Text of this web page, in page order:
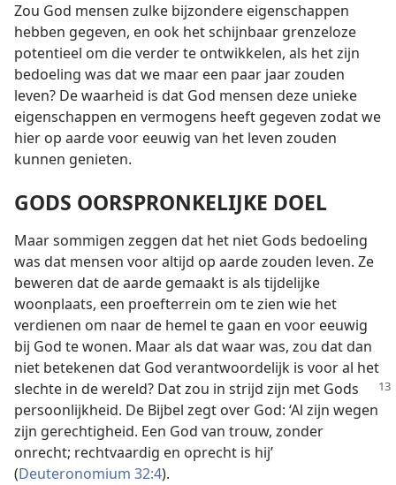
Zou God mensen zulke bijzondere eigenschappen
hebben gegeven, en ook het schijnbaar grenzeloze
potentieel om die verder te ontwikkelen, als het zijn
bedoeling was dat we maar een paar jaar zouden
leven? De waarheid is dat God mensen deze unieke
eigenschappen en vermogens heeft gegeven zodat we
hier op aarde voor eeuwig van het leven zouden
kunnen genieten.
GODS OORSPRONKELIJKE DOEL
Maar sommigen zeggen dat het niet Gods bedoeling
was dat mensen voor altijd op aarde zouden leven. Ze
beweren dat de aarde gemaakt is als tijdelijke
woonplaats, een proefterrein om te zien wie het
verdienen om naar de hemel te gaan en voor eeuwig
bij God te wonen. Maar als dat waar was, zou dat dan
niet betekenen dat God verantwoordelijk is voor al het
slechte in de wereld? Datzou in strijd zijn met Gods
persoonlijkheid. De Bijbel zegt over God: ‘Al zijn wegen
zijn gerechtigheid. Een God van trouw, zonder
onrecht; rechtvaardig en oprecht is hij’
(Deuteronomium 32:4).